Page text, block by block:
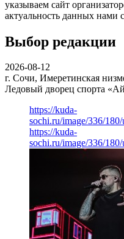
указываем сайт
актуальность данных нами
Выбор редакции
2026-08-12
г. Сочи, Имеретинская
Ледовый дворец спорта
https://kuda-
sochi.ru/image/336/
https://kuda-
sochi.ru/image/336/